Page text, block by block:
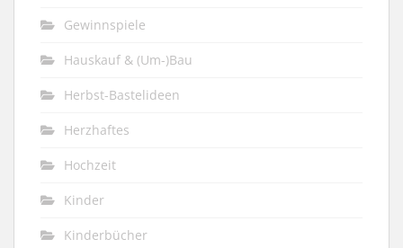
Gewinnspiele
Hauskauf & (Um-)Bau
Herbst-Bastelideen
Herzhaftes
Hochzeit
Kinder
Kinderbücher